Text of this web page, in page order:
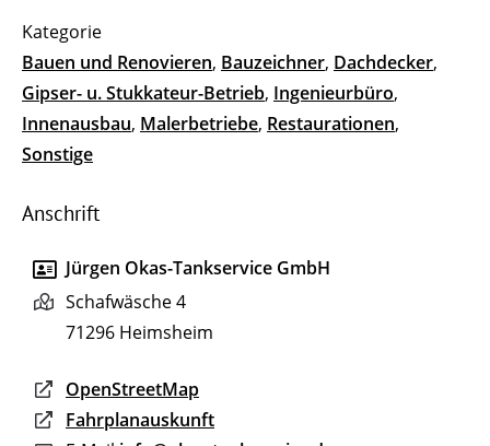
Bauen und Renovieren, Bauzeichner, Dachdecker,
Gipser- u. Stukkateur-Betrieb, Ingenieurbüro,
Innenausbau, Malerbetriebe, Restaurationen,
Sonstige
Anschrift
Jürgen Okas-Tankservice GmbH
Schafwäsche 4
71296 Heimsheim
OpenStreetMap
Fahrplanauskunft